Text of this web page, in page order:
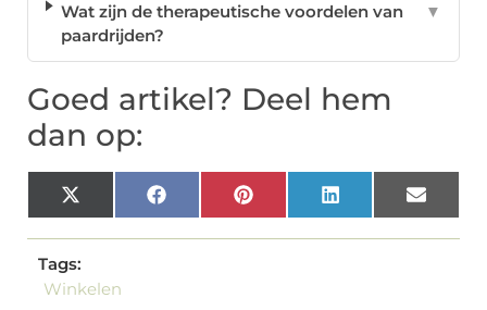
Wat zijn de therapeutische voordelen van
paardrijden?
▼
Goed artikel? Deel hem
dan op:
X
(Twitter)
FacebookPinterest LinkedIn Email
Tags:
Winkelen